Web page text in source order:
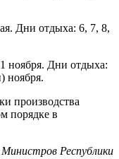
Дни отдыха: 6, 7, 8,
ноября. Дни отдыха:
ноября.
производства
порядке в
Республики